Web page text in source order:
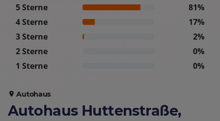
5 Sterne
81%
4 Sterne
17%
3 Sterne
2%
2 Sterne
0%
1 Sterne
0%
Autohaus
Autohaus Huttenstraße,